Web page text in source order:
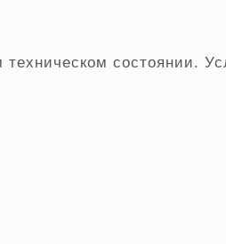
состоянии.